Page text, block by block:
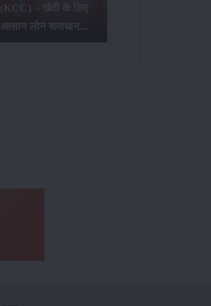
(KCC) – खेती के लिए
आसान लोन समाधान...